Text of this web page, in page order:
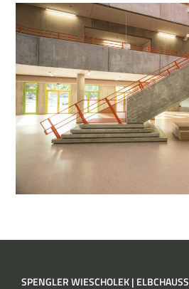
SPENGLER WIESCHOLEK |